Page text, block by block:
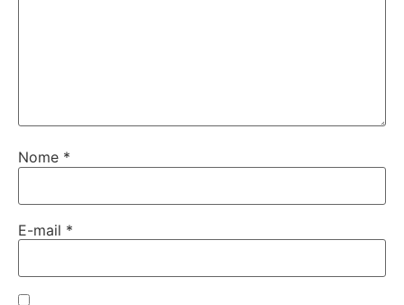
Nome *
E-mail *